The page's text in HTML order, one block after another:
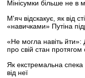
Мінісумки більше не в
М'яч відскакує, як від
«навичками» Путіна
«Не могла навіть
про свій стан протягом
Як екстремальна спека
від неї